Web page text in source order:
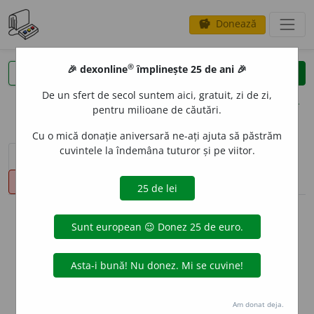
savings Donează
clear
opțiuni
sinteza definițiilor (1) definiții (14)
declinări
info
Aceste definiții sunt compilate de
echipa dexonline. Definițiile
originale se află pe filadefiniții.
Puteți reordona filele pe pagina de
🎉 dexonline® împlinește 25 de ani 🎉
De un sfert de secol suntem aici, gratuit, zi de zi,
pentru milioane de căutări.
Cu o mică donație aniversară ne-ați ajuta să păstrăm
cuvintele la îndemâna tuturor și pe viitor.
Am donat deja.